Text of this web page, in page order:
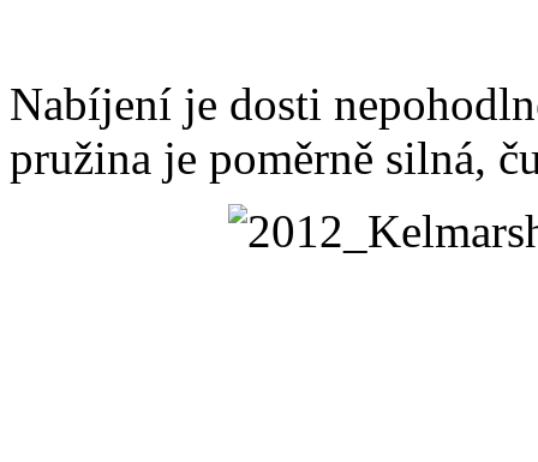
Nabíjení je dosti
pružina je poměrně silná,